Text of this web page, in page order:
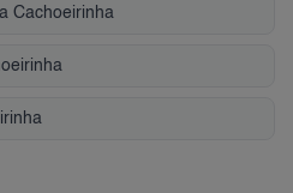
Cachoeirinha